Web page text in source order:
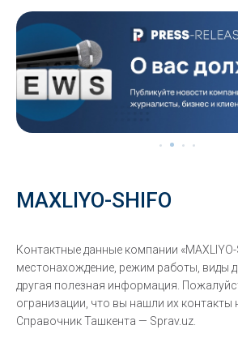
MAXLIYO-SHIFO
Контактные данные компании
местонахождение, режим работы, виды
другая полезная информация.
огранизации, что вы нашли их контакты
Справочник Ташкента — Sprav.uz.